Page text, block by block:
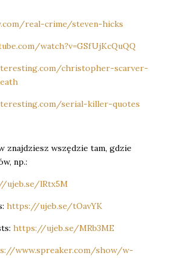
real-crime/steven-hicks
watch?v=GSfUjKcQuQQ
christopher-scarver-
serial-killer-quotes
znajdziesz wszędzie tam, gdzie
np.:
ujeb.se/lRtx5M
https://ujeb.se/tOavYK
https://ujeb.se/MRb3ME
www.spreaker.com/show/w-